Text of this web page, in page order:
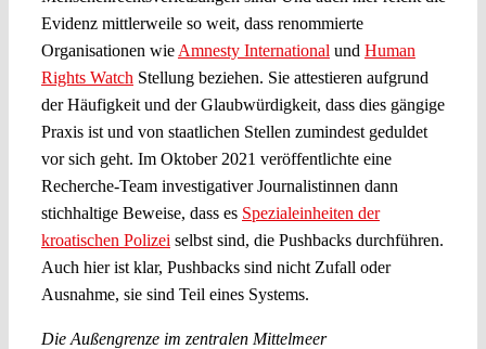
Evidenz mittlerweile so weit, dass renommierte
Organisationen wie Amnesty International und Human
Rights Watch Stellung beziehen. Sie attestieren aufgrund
der Häufigkeit und der Glaubwürdigkeit, dass dies gängige
Praxis ist und von staatlichen Stellen zumindest geduldet
vor sich geht. Im Oktober 2021 veröffentlichte eine
Recherche-Team investigativer Journalistinnen dann
stichhaltige Beweise, dass es Spezialeinheiten der
kroatischen Polizei selbst sind, die Pushbacks durchführen.
Auch hier ist klar, Pushbacks sind nicht Zufall oder
Ausnahme, sie sind Teil eines Systems.
Die Außengrenze im zentralen Mittelmeer